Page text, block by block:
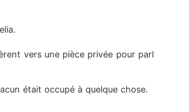
vers une pièce privée pour parl
était occupé à quelque chose.